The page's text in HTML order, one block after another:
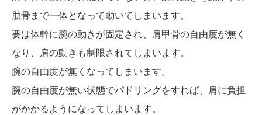
肋骨まで一体となって動いてしまいます。
要は体幹に腕の動きが固定され、肩甲骨の自由度が無く
なり、肩の動きも制限されてしまいます。
腕の自由度が無くなってしまいます。
腕の自由度が無い状態でパドリングをすれば、肩に負担
がかかるようになってしまいます。